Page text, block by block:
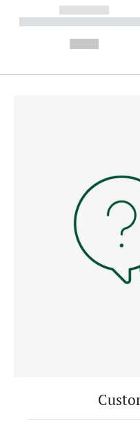
------------
----------- -----------